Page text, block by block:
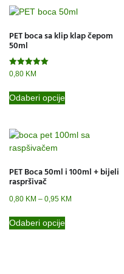
PET boca sa klip klap čepom
50ml
Ocjenjeno
5.00
0,80 KM
Odaberi opcije
PET Boca 50ml i 100ml + bijeli
raspršivač
0,80 KM – 0,95 KM
Odaberi opcije